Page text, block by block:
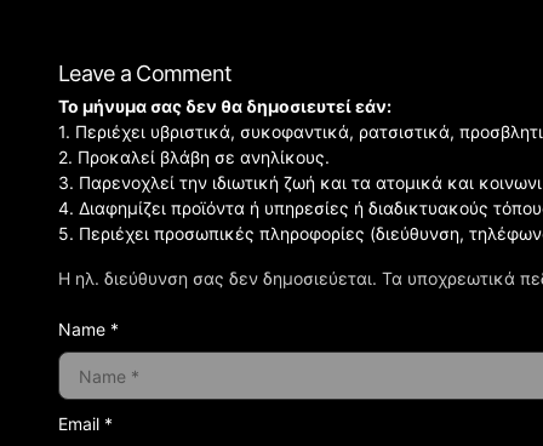
Leave a Comment
Η ηλ. διεύθυνση σας δεν δημοσιεύεται. Τα υποχρεωτικά
Το μήνυμα σας δεν θα δημοσιευτεί εάν:
1. Περιέχει υβριστικά, συκοφαντικά, ρατσιστικά,
2. Προκαλεί βλάβη σε ανηλίκους.
3. Παρενοχλεί την ιδιωτική ζωή και τα ατομικά και
4. Διαφημίζει προϊόντα ή υπηρεσίες ή διαδικτυακούς
5. Περιέχει προσωπικές πληροφορίες (διεύθυνση,
Name *
Email *